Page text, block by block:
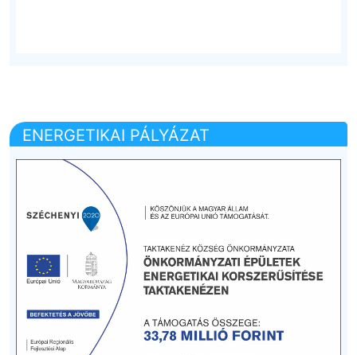
ENERGETIKAI PÁLYÁZAT